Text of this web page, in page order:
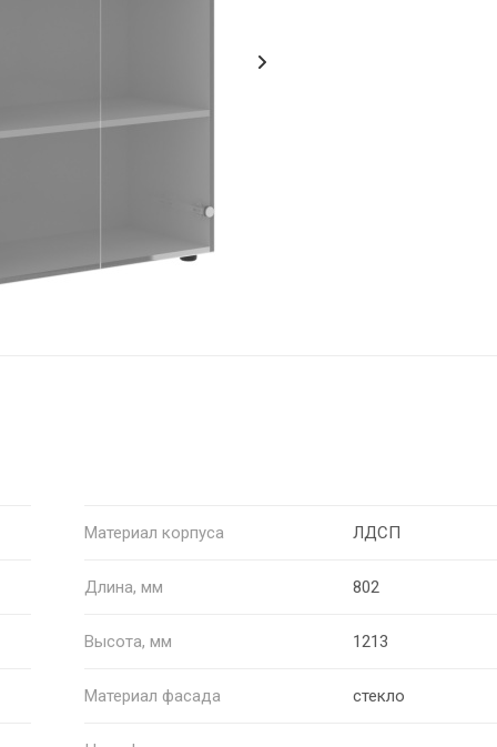
Материал корпуса ЛДСП
Длина, мм 802
Высота, мм 1213
Материал фасада стекло